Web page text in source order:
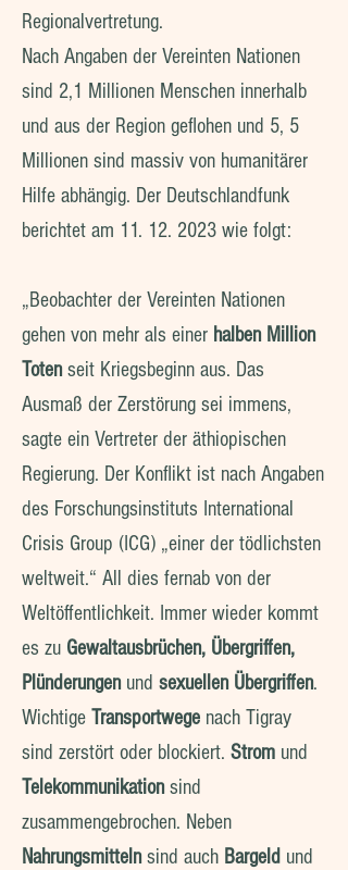
Regionalvertretung.
Nach Angaben der Vereinten Nationen
sind 2,1 Millionen Menschen innerhalb
und aus der Region geflohen und 5, 5
Millionen sind massiv von humanitärer
Hilfe abhängig. Der Deutschlandfunk
berichtet am 11. 12. 2023 wie folgt:
„Beobachter der Vereinten Nationen
gehen von mehr als einer halben Million
Totenseit Kriegsbeginn aus. Das
Ausmaß der Zerstörung sei immens,
sagte ein Vertreter der äthiopischen
Regierung. Der Konflikt ist nach Angaben
des Forschungsinstituts International
Crisis Group (ICG) „einer der tödlichsten
weltweit.“ All dies fernab von der
Weltöffentlichkeit. Immer wieder kommt
es zu Gewaltausbrüchen, Übergriffen,
Plünderungenund sexuellen Übergriffen.
Wichtige Transportwege nach Tigray
sind zerstört oder blockiert. Strom und
Telekommunikationsind
zusammengebrochen. Neben
Nahrungsmittelnsind auch Bargeld und